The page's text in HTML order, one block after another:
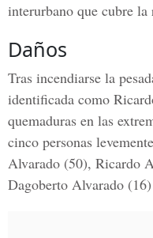
interurbano que cubre
Daños
Tras incendiarse la
identificada como
quemaduras en las
cinco personas
Alvarado (50), Ricardo
Dagoberto Alvarado